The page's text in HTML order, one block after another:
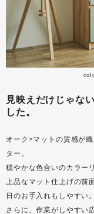
見映えだけじゃな
した。
オーク×マットの質感が
ター。
穏やかな色合いのカラー
上品なマット仕上げの前
日のお手入れもしやすい。
さらに、作業がしやすい